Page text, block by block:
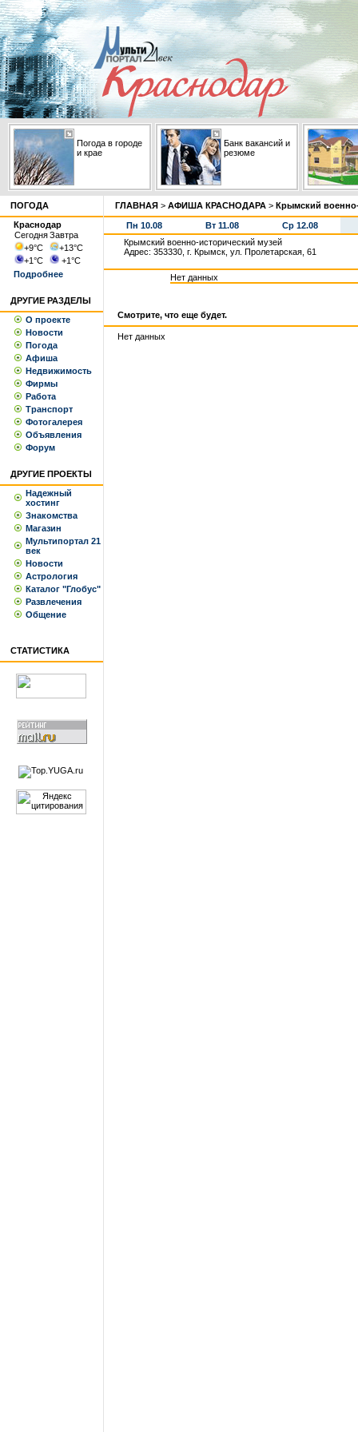
Погода в городе
и крае
Банк вакансий и
резюме
ПОГОДА
Краснодар
СегодняЗавтра
+9°С +13°С
+1°С +1°С
Подробнее
ДРУГИЕ РАЗДЕЛЫ
О проекте
Новости
Погода
Афиша
Недвижимость
Фирмы
Работа
Транспорт
Фотогалерея
Объявления
Форум
ДРУГИЕ ПРОЕКТЫ
Надежный
хостинг
Знакомства
Магазин
Мультипортал 21
век
Новости
Астрология
Каталог "Глобус"
Развлечения
Общение
СТАТИСТИКА
ГЛАВНАЯ > АФИША КРАСНОДАРА > Крымский
Пн 10.08 Вт 11.08
Ср 12.08
Крымский военно-исторический музей
Адрес: 353330, г. Крымск, ул. Пролетарская, 61
Нет данных
Смотрите, что еще будет.
Нет данных